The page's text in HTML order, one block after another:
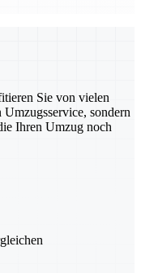
Sie von vielen
sondern
Ihren Umzug noch